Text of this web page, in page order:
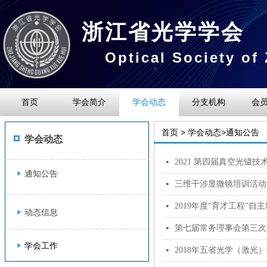
浙江省光学学会
首页 学会简介 学会动态 分支机构 会
Optical Society of
首页 > 学会动态>通知公告
넷 2021 第四届真空光镊技
넷 三维干涉显微镜培训活
넷 2019年度“育才工程”自
넷 第七届常务理事会第三
넷
动态信息
学会动态
通知公告
学会工作